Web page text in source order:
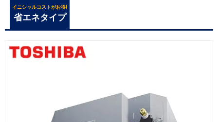
イニシャルコストがお得!
省エネタイプ